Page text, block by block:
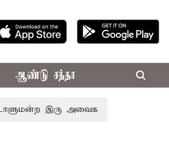
ஆண்டு சந்தா
இரு அவைகளும் திங்கள்கிழமை வரை